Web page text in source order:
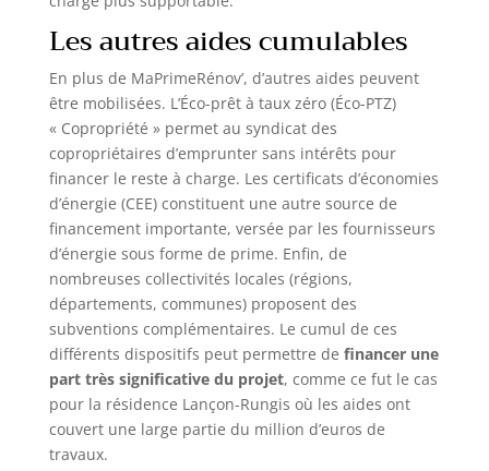
Les autres aides cumulables
En plus de MaPrimeRénov’, d’autres aides peuvent
être mobilisées. L’Éco-prêt à taux zéro (Éco-PTZ)
« Copropriété » permet au syndicat des
copropriétaires d’emprunter sans intérêts pour
financer le reste à charge. Les certificats d’économies
d’énergie (CEE) constituent une autre source de
financement importante, versée par les fournisseurs
d’énergie sous forme de prime. Enfin, de
nombreuses collectivités locales (régions,
départements, communes) proposent des
subventions complémentaires. Le cumul de ces
différents dispositifs peut permettre de financer une
part très significative du projet, comme ce fut le cas
pour la résidence Lançon-Rungis où les aides ont
couvert une large partie du million d’euros de
travaux.